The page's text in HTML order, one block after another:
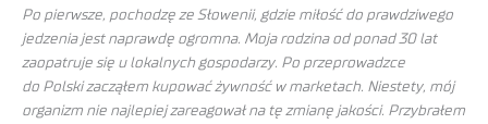
Po pierwsze, pochodzę ze Słowenii, gdzie miłość do prawdziwego
jedzenia jest naprawdę ogromna. Moja rodzina od ponad 30 lat
zaopatruje się u lokalnych gospodarzy. Po przeprowadzce
do Polski zacząłem kupować żywność w marketach. Niestety, mój
organizm nie najlepiej zareagował na tę zmianę jakości. Przybrałem